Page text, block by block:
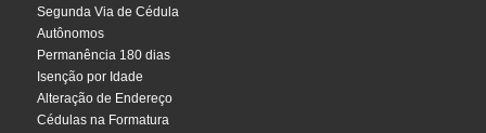
Segunda Via de Cédula
Autônomos
Permanência 180 dias
Isenção por Idade
Alteração de Endereço
Cédulas na Formatura